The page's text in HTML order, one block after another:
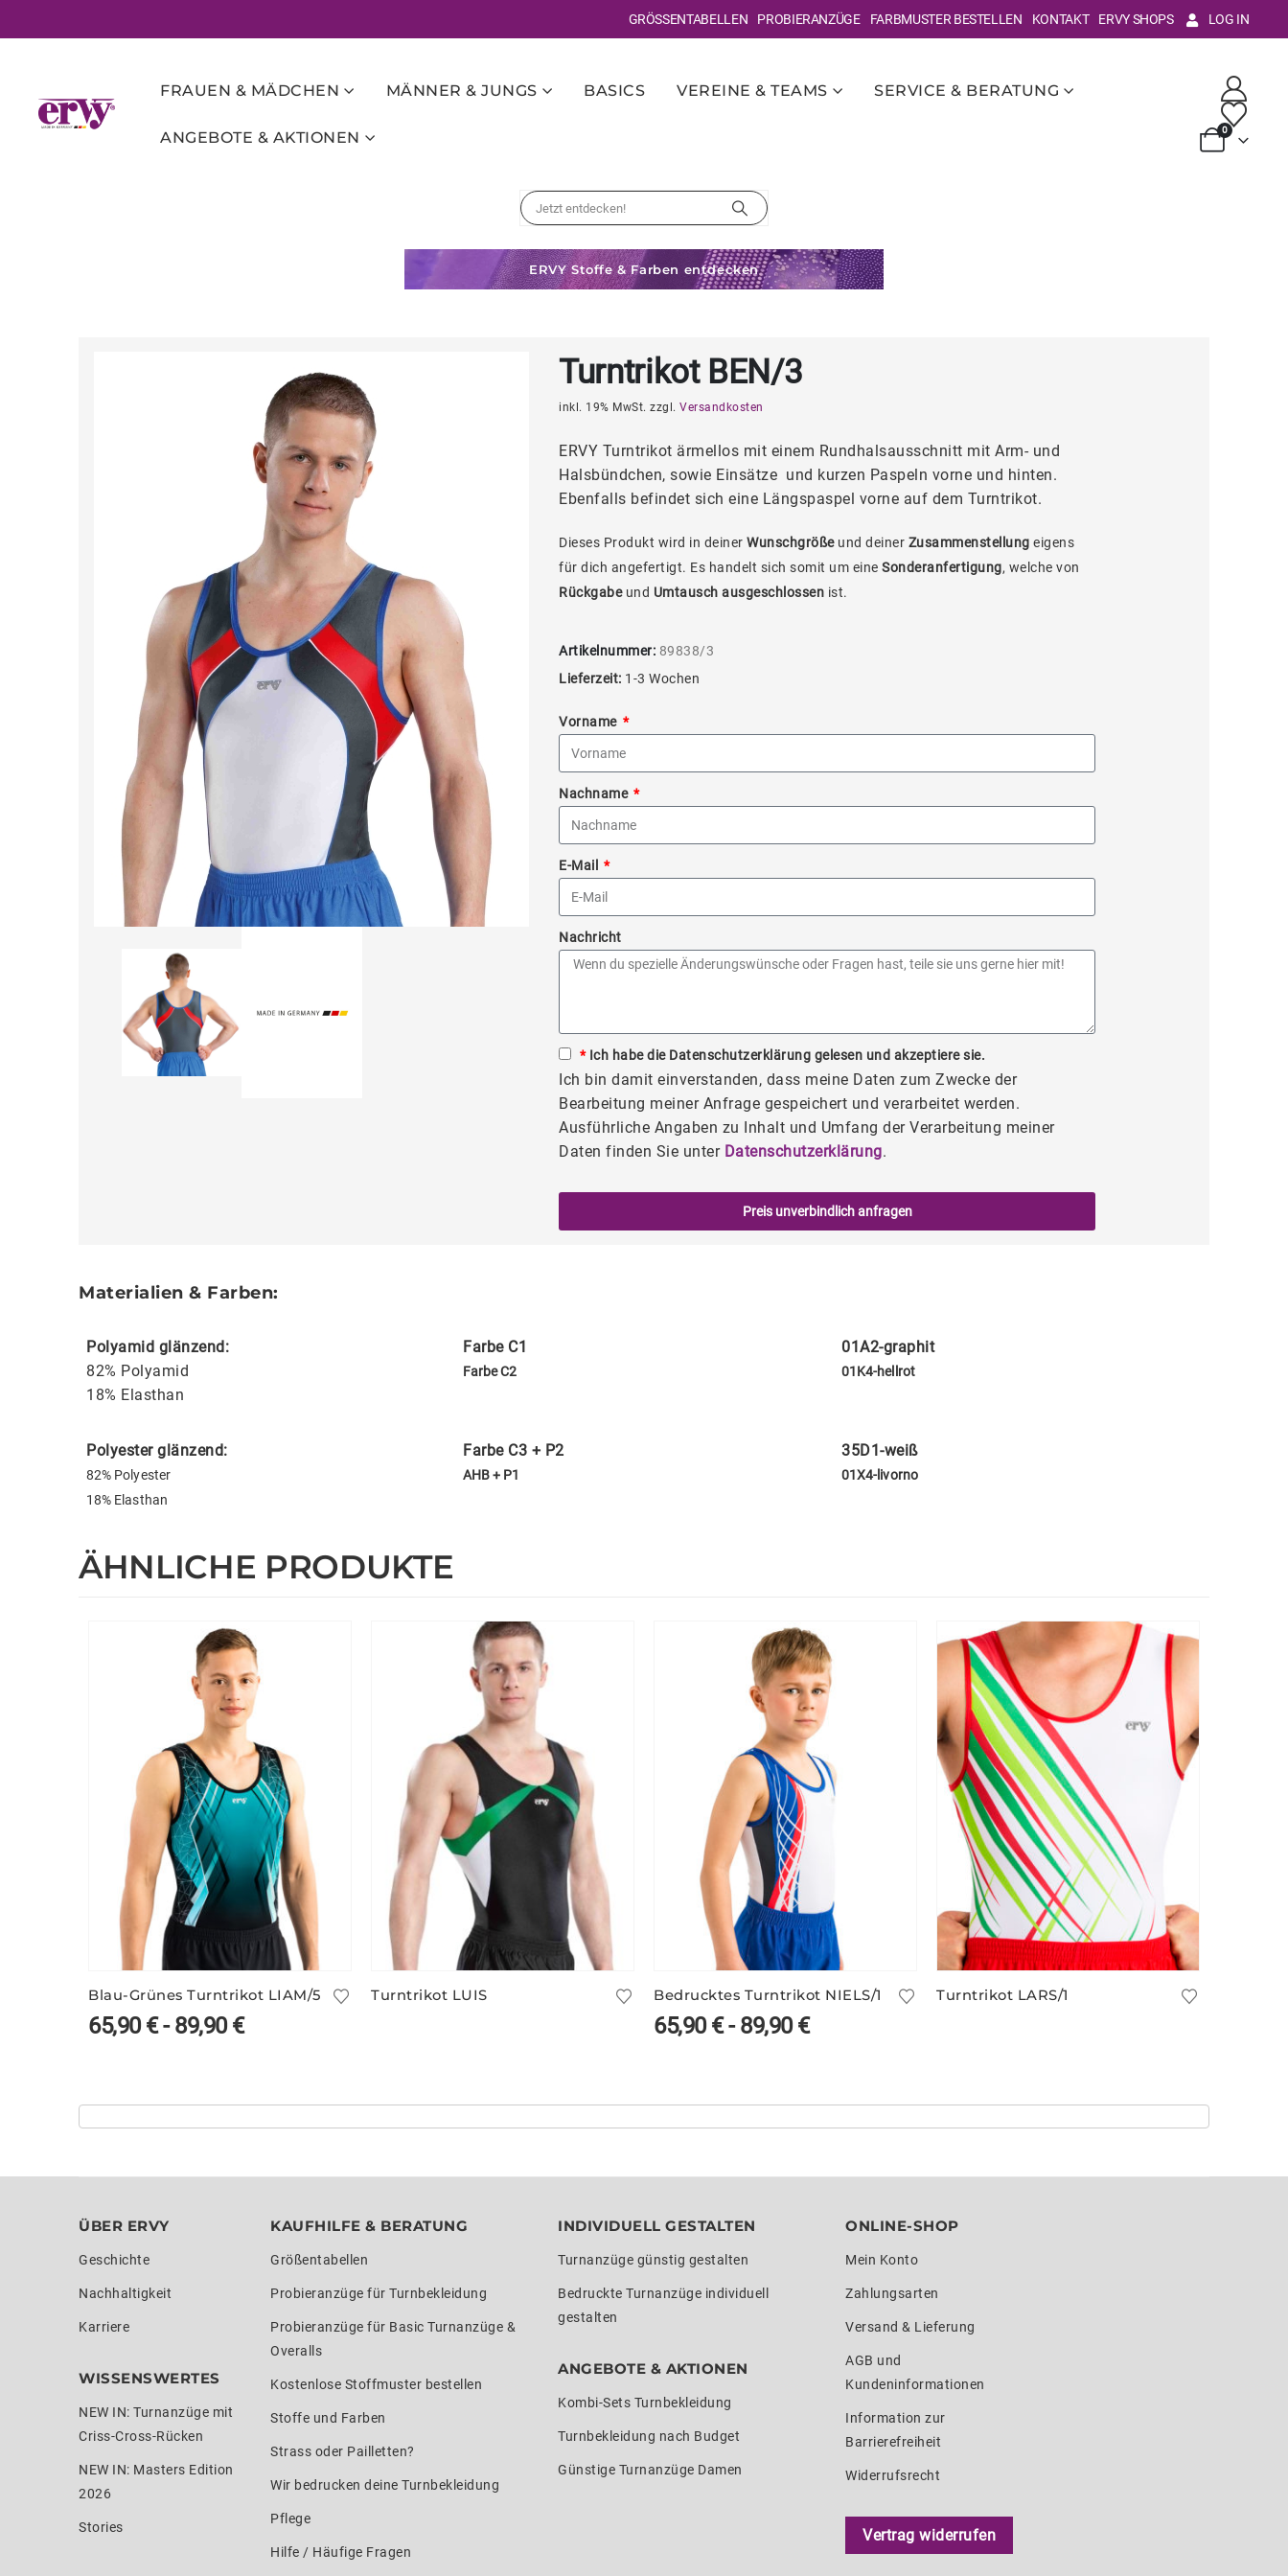
GRÖSSENTABELLEN PROBIERANZÜGE FARBMUSTER BESTELLEN KONTAKT ERVY SHOPS LOG IN
FRAUEN & MÄDCHEN MÄNNER & JUNGS BASICS VEREINE & TEAMS SERVICE & BERATUNG
ANGEBOTE & AKTIONEN 0
ERVY Stoffe & Farben entdecken
Turntrikot BEN/3
inkl. 19% MwSt. zzgl. Versandkosten
ERVY Turntrikot ärmellos mit einem Rundhalsausschnitt mit Arm- und
Halsbündchen, sowie Einsätze und kurzen Paspeln vorne und hinten.
Ebenfalls befindet sich eine Längspaspel vorne auf dem Turntrikot.
Dieses Produkt wird in deiner Wunschgrößeund deiner Zusammenstellung eigens
für dich angefertigt. Es handelt sich somit um eine Sonderanfertigung, welche von
Rückgabeund Umtausch ausgeschlossen ist.
Artikelnummer: 89838/3
Lieferzeit: 1-3 Wochen
Vorname
Nachname
E-Mail
Nachricht
*Ich habe die Datenschutzerklärung gelesen und akzeptiere sie.
Ich bin damit einverstanden, dass meine Daten zum Zwecke der
Bearbeitung meiner Anfrage gespeichert und verarbeitet werden.
Ausführliche Angaben zu Inhalt und Umfang der Verarbeitung meiner
Daten finden Sie unter Datenschutzerklärung.
Preis unverbindlich anfragen
Materialien & Farben:
Polyamid glänzend:
82% Polyamid
18% Elasthan
Farbe C1
Farbe C2
01A2-graphit
01K4-hellrot
Polyester glänzend:
82% Polyester
18% Elasthan
Farbe C3 + P2
AHB + P1
35D1-weiß
01X4-livorno
ÄHNLICHE PRODUKTE
Blau-Grünes Turntrikot LIAM/5
65,90€-89,90€
Turntrikot LUIS Bedrucktes Turntrikot NIELS/1
65,90€-89,90€
Turntrikot LARS/1
ÜBER ERVY
Geschichte
Nachhaltigkeit
Karriere
WISSENSWERTES
NEW IN: Turnanzüge mit
Criss-Cross-Rücken
NEW IN: Masters Edition
2026
Stories
KAUFHILFE & BERATUNG
Größentabellen
Probieranzüge für Turnbekleidung
Probieranzüge für Basic Turnanzüge &
Overalls
Kostenlose Stoffmuster bestellen
Stoffe und Farben
Strass oder Pailletten?
Wir bedrucken deine Turnbekleidung
Pflege
Hilfe / Häufige Fragen
INDIVIDUELL GESTALTEN
Turnanzüge günstig gestalten
Bedruckte Turnanzüge individuell
gestalten
ANGEBOTE & AKTIONEN
Kombi-Sets Turnbekleidung
Turnbekleidung nach Budget
Günstige Turnanzüge Damen
ONLINE-SHOP
Mein Konto
Zahlungsarten
Versand & Lieferung
AGB und
Kundeninformationen
Information zur
Barrierefreiheit
Widerrufsrecht
Vertrag widerrufen